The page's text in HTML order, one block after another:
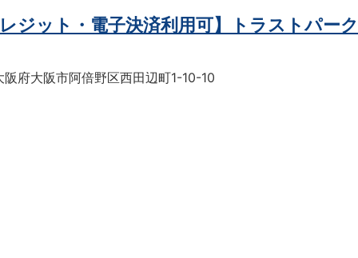
レジット・電子決済利用可】トラストパー
阪府大阪市阿倍野区西田辺町1-10-10